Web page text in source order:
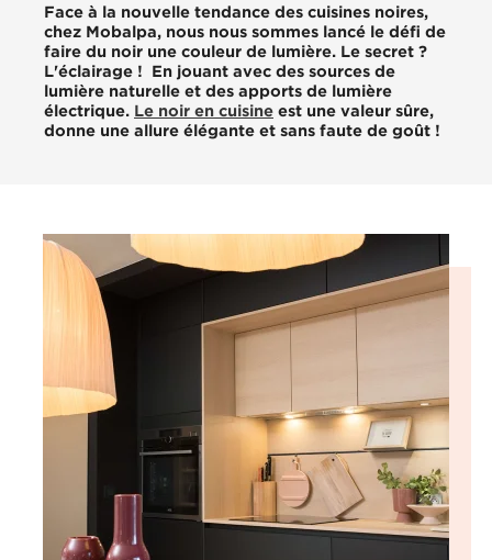
Face à la nouvelle tendance des cuisines noires,
chez Mobalpa, nous nous sommes lancé le défi de
faire du noir une couleur de lumière. Le secret ?
L'éclairage ! En jouant avec des sources de
lumière naturelle et des apports de lumière
électrique. Le noir en cuisine est une valeur sûre,
donne une allure élégante et sans faute de goût !